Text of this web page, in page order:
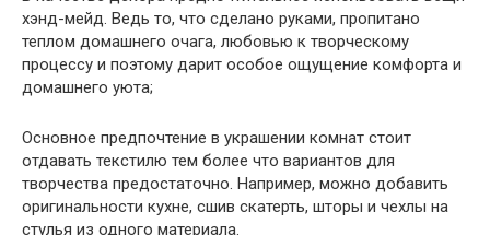
хэнд-мейд. Ведь то, что сделано руками, пропитано
теплом домашнего очага, любовью к творческому
процессу и поэтому дарит особое ощущение комфорта и
домашнего уюта;
Основное предпочтение в украшении комнат стоит
отдавать текстилю тем более что вариантов для
творчества предостаточно. Например, можно добавить
оригинальности кухне, сшив скатерть, шторы и чехлы на
стулья из одного материала.